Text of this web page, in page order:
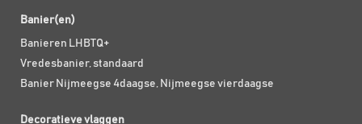
Banier(en)
Banieren LHBTQ+
Vredesbanier, standaard
Banier Nijmeegse 4daagse, Nijmeegse vierdaagse
Decoratieve vlaggen